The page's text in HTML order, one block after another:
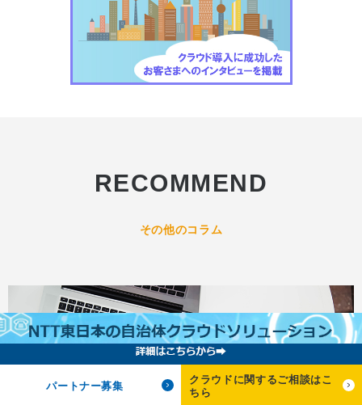
RECOMMEND
その他のコラム
パートナー募集
クラウドに関するご相談はこ
ちら